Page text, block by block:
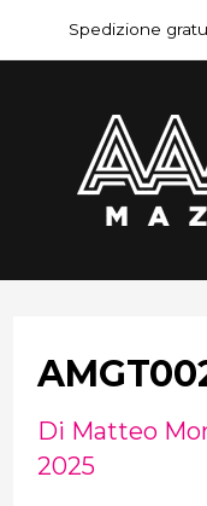
al
contenuto
Spedizione
Di Matteo
2025
Navigazione
articoli